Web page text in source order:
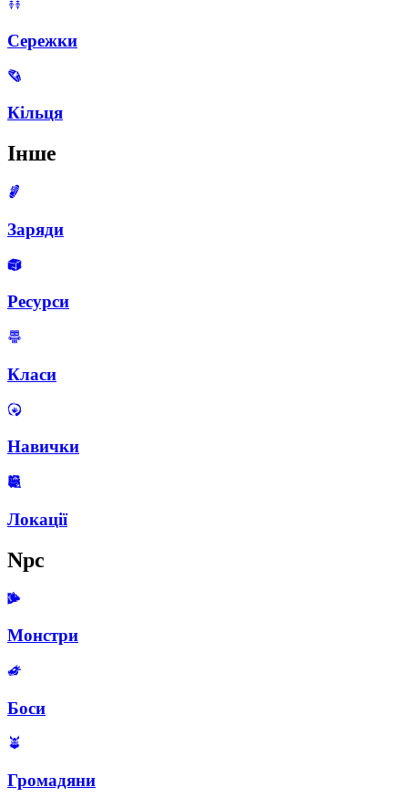
Сережки
Кільця
Інше
Заряди
Ресурси
Класи
Навички
Локації
Npc
Монстри
Боси
Громадяни